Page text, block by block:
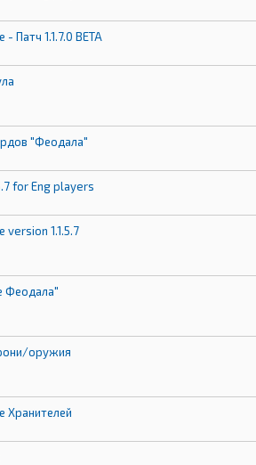
Патч 1.1.7.0 BETA
"Феодала"
for Eng players
version 1.1.5.7
Феодала"
оружия
Хранителей